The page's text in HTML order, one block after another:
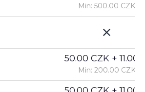
Min: 500.00 CZK
50.00 CZK +
Min: 200.00 CZK